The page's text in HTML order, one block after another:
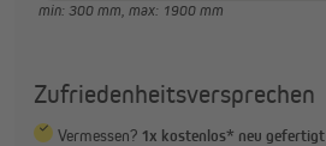
min: 300 mm, max: 1900 mm
Zufriedenheitsversprechen
Vermessen? 1x kostenlos* neu gefertigt